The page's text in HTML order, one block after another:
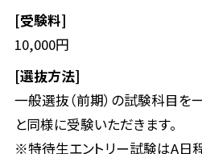
[受験料]
10,000円
[選抜方法]
一般選抜（前期）の試験科目を
と同様に受験いただきます。
※特待生エントリー試験はA日